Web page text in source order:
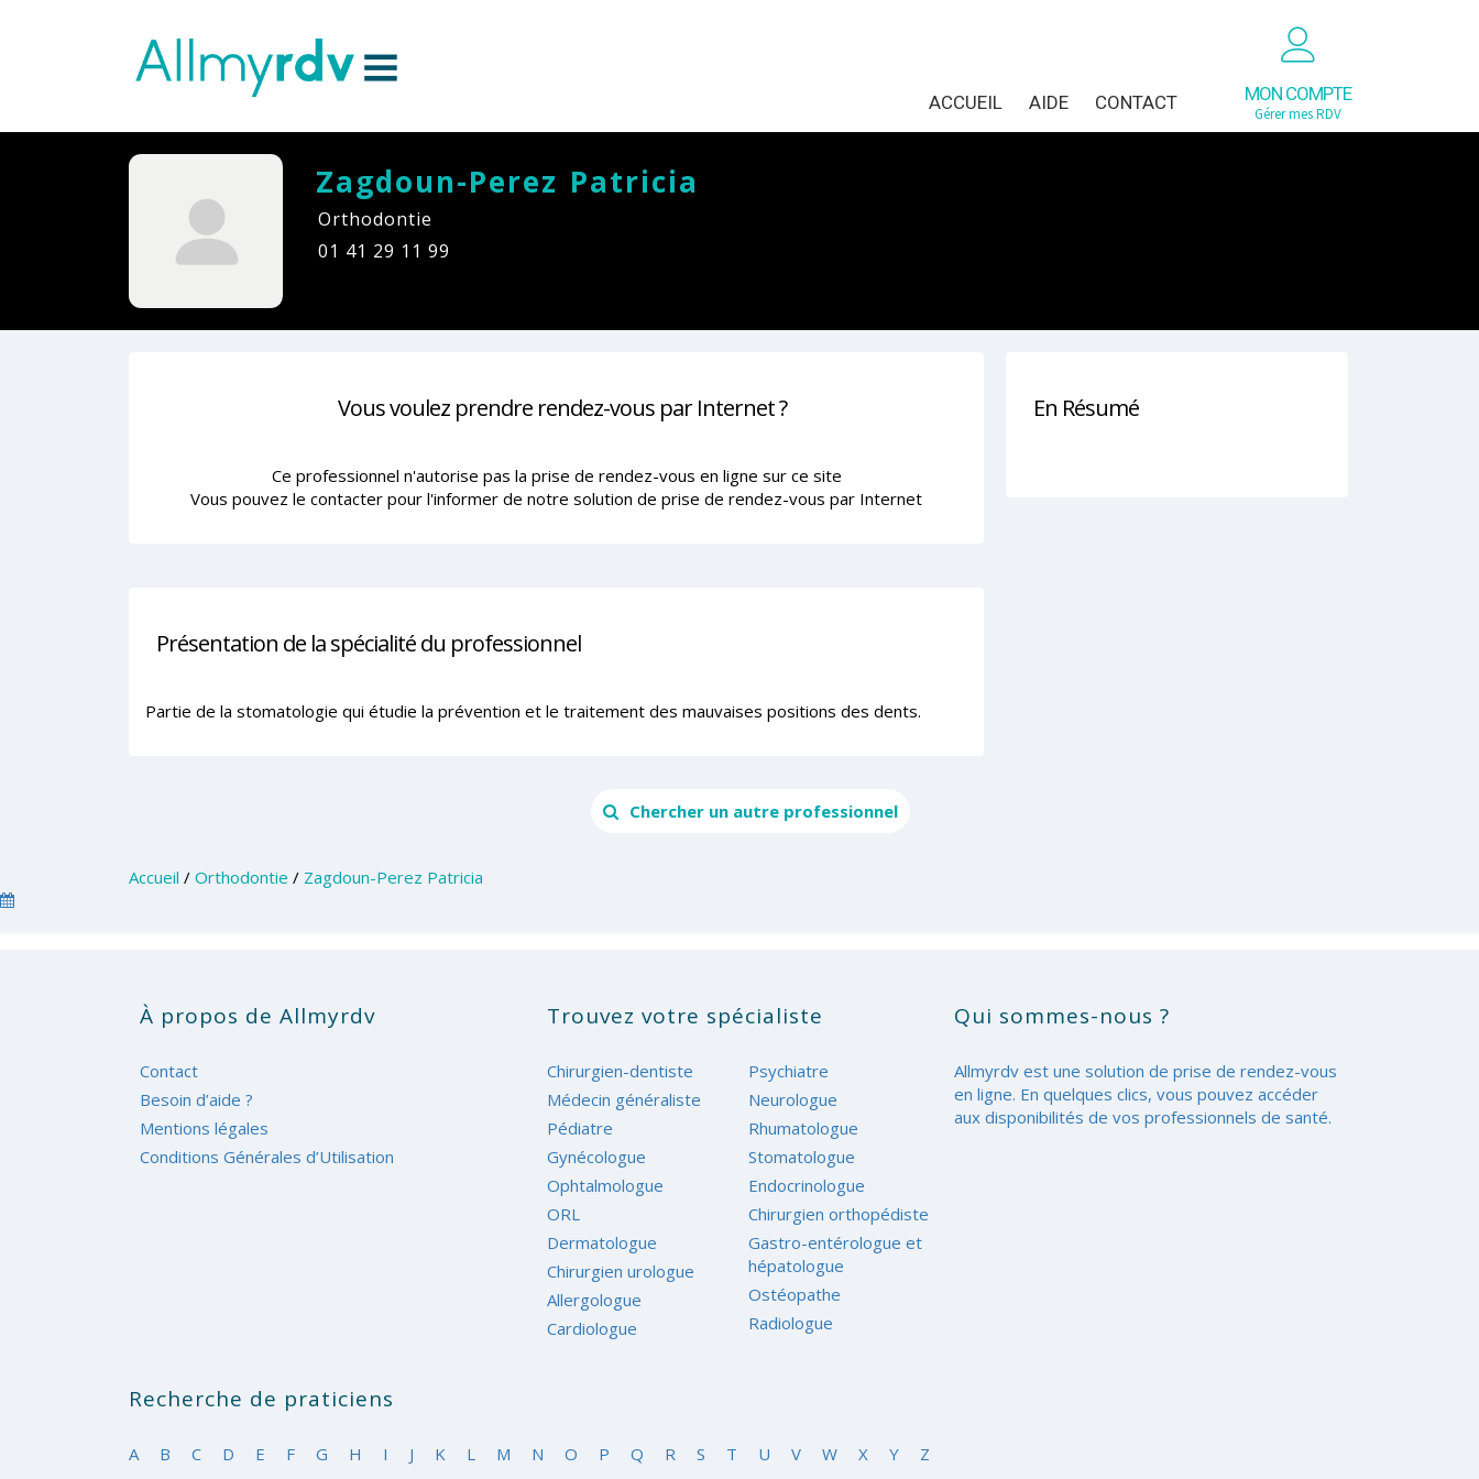
MON COMPTE
Gérer mes RDV
ACCUEIL AIDE CONTACT
Zagdoun-Perez Patricia
Orthodontie
01 41 29 11 99
En Résumé
Vous voulez prendre rendez-vous par Internet ?
Ce professionnel n'autorise pas la prise de rendez-vous en ligne sur ce site
Vous pouvez le contacter pour l'informer de notre solution de prise de rendez-vous par Internet
Présentation de la spécialité du professionnel
Partie de la stomatologie qui étudie la prévention et le traitement des mauvaises positions des dents.
Chercher un autre professionnel
Accueil / Orthodontie / Zagdoun-Perez Patricia
À propos de Allmyrdv
Contact
Besoin d’aide ?
Mentions légales
Conditions Générales d’Utilisation
Trouvez votre spécialiste
Chirurgien-dentiste
Médecin généraliste
Pédiatre
Gynécologue
Ophtalmologue
ORL
Dermatologue
Chirurgien urologue
Allergologue
Cardiologue
Psychiatre
Neurologue
Rhumatologue
Stomatologue
Endocrinologue
Chirurgien orthopédiste
Gastro-entérologue et
hépatologue
Ostéopathe
Radiologue
Qui sommes-nous ?
Allmyrdv est une solution de prise de rendez-vous
en ligne. En quelques clics, vous pouvez accéder
aux disponibilités de vos professionnels de santé.
Recherche de praticiens
A B C D E F G H I J K L M N O P Q R S T U V W X Y Z